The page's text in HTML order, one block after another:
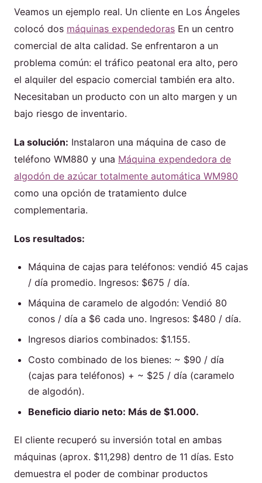
Veamos un ejemplo real. Un cliente en Los Ángeles
colocó dos máquinas expendedoras En un centro
comercial de alta calidad. Se enfrentaron a un
problema común: el tráfico peatonal era alto, pero
el alquiler del espacio comercial también era alto.
Necesitaban un producto con un alto margen y un
bajo riesgo de inventario.
La solución: Instalaron una máquina de caso de
teléfono WM880 y una Máquina expendedora de
algodón de azúcar totalmente automática WM980
como una opción de tratamiento dulce
complementaria.
Los resultados:
Máquina de cajas para teléfonos: vendió 45 cajas
/ día promedio. Ingresos: $675 / día.
Máquina de caramelo de algodón: Vendió 80
conos / día a $6 cada uno. Ingresos: $480 / día.
Ingresos diarios combinados: $1.155.
Costo combinado de los bienes: ~ $90 / día
(cajas para teléfonos) + ~ $25 / día (caramelo
de algodón).
Beneficio diario neto: Más de $1.000.
El cliente recuperó su inversión total en ambas
máquinas (aprox. $11,298) dentro de 11 días. Esto
demuestra el poder de combinar productos